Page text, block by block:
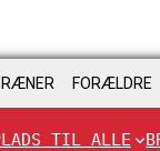
FORÆLDRE
TIL ALLE